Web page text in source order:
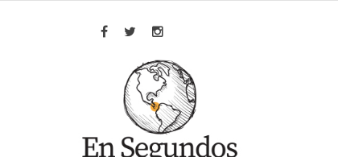
Facebook
TwitterInstagram